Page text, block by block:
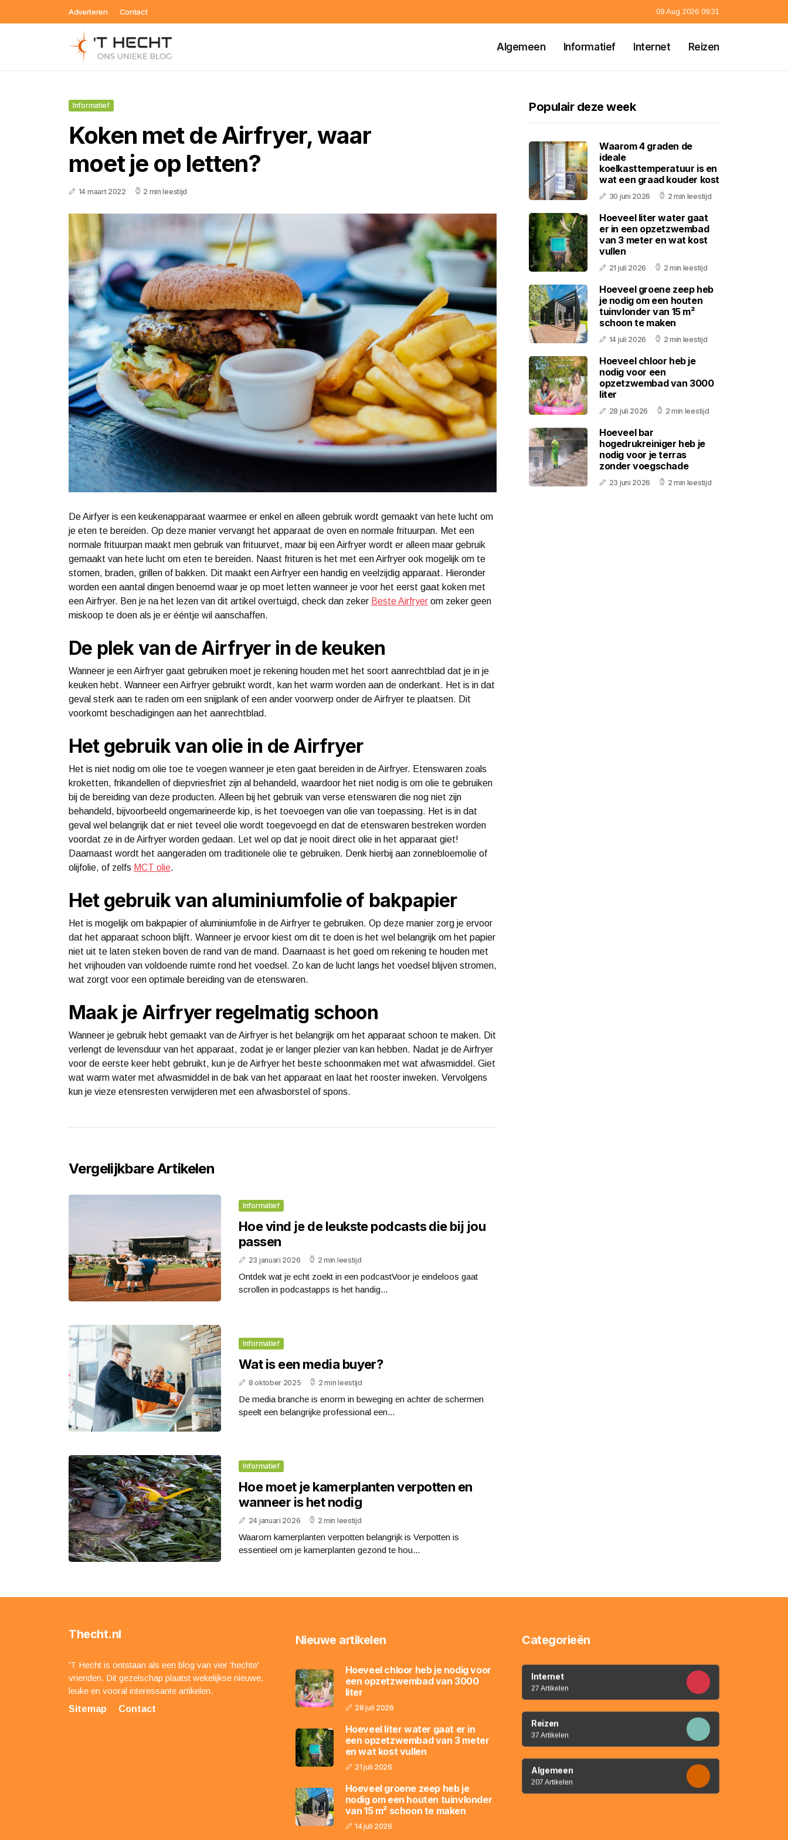
Adverteren Contact 09 Aug 2026 09:31
Algemeen Informatief Internet Reizen
Informatief
Koken met de Airfryer, waar
moet je op letten?
14 maart 2022 2 min leestijd
De Airfyer is een keukenapparaat waarmee er enkel en alleen gebruik wordt gemaakt van hete lucht om
je eten te bereiden. Op deze manier vervangt het apparaat de oven en normale frituurpan. Met een
normale frituurpan maakt men gebruik van frituurvet, maar bij een Airfryer wordt er alleen maar gebruik
gemaakt van hete lucht om eten te bereiden. Naast frituren is het met een Airfryer ook mogelijk om te
stomen, braden, grillen of bakken. Dit maakt een Airfryer een handig en veelzijdig apparaat. Hieronder
worden een aantal dingen benoemd waar je op moet letten wanneer je voor het eerst gaat koken met
een Airfryer. Ben je na het lezen van dit artikel overtuigd, check dan zeker Beste Airfryer om zeker geen
miskoop te doen als je er ééntje wil aanschaffen.
De plek van de Airfryer in de keuken
Wanneer je een Airfryer gaat gebruiken moet je rekening houden met het soort aanrechtblad dat je in je
keuken hebt. Wanneer een Airfryer gebruikt wordt, kan het warm worden aan de onderkant. Het is in dat
geval sterk aan te raden om een snijplank of een ander voorwerp onder de Airfryer te plaatsen. Dit
voorkomt beschadigingen aan het aanrechtblad.
Het gebruik van olie in de Airfryer
Het is niet nodig om olie toe te voegen wanneer je eten gaat bereiden in de Airfryer. Etenswaren zoals
kroketten, frikandellen of diepvriesfriet zijn al behandeld, waardoor het niet nodig is om olie te gebruiken
bij de bereiding van deze producten. Alleen bij het gebruik van verse etenswaren die nog niet zijn
behandeld, bijvoorbeeld ongemarineerde kip, is het toevoegen van olie van toepassing. Het is in dat
geval wel belangrijk dat er niet teveel olie wordt toegevoegd en dat de etenswaren bestreken worden
voordat ze in de Airfryer worden gedaan. Let wel op dat je nooit direct olie in het apparaat giet!
Daarnaast wordt het aangeraden om traditionele olie te gebruiken. Denk hierbij aan zonnebloemolie of
olijfolie, of zelfs MCT olie.
Het gebruik van aluminiumfolie of bakpapier
Het is mogelijk om bakpapier of aluminiumfolie in de Airfryer te gebruiken. Op deze manier zorg je ervoor
dat het apparaat schoon blijft. Wanneer je ervoor kiest om dit te doen is het wel belangrijk om het papier
niet uit te laten steken boven de rand van de mand. Daarnaast is het goed om rekening te houden met
het vrijhouden van voldoende ruimte rond het voedsel. Zo kan de lucht langs het voedsel blijven stromen,
wat zorgt voor een optimale bereiding van de etenswaren.
Maak je Airfryer regelmatig schoon
Wanneer je gebruik hebt gemaakt van de Airfryer is het belangrijk om het apparaat schoon te maken. Dit
verlengt de levensduur van het apparaat, zodat je er langer plezier van kan hebben. Nadat je de Airfryer
voor de eerste keer hebt gebruikt, kun je de Airfryer het beste schoonmaken met wat afwasmiddel. Giet
wat warm water met afwasmiddel in de bak van het apparaat en laat het rooster inweken. Vervolgens
kun je vieze etensresten verwijderen met een afwasborstel of spons.
Vergelijkbare Artikelen
Informatief
Hoe vind je de leukste podcasts die bij jou
passen
23 januari 2026 2 min leestijd
Ontdek wat je echt zoekt in een podcastVoor je eindeloos gaat
scrollen in podcastapps is het handig...
Informatief
Wat is een media buyer?
8 oktober 2025 2 min leestijd
De media branche is enorm in beweging en achter de schermen
speelt een belangrijke professional een...
Informatief
Hoe moet je kamerplanten verpotten en
wanneer is het nodig
24 januari 2026 2 min leestijd
Waarom kamerplanten verpotten belangrijk is Verpotten is
essentieel om je kamerplanten gezond te hou...
Populair deze week
Waarom 4 graden de
ideale
koelkasttemperatuur is en
wat een graad kouder kost
30 juni 2026 2 min leestijd
Hoeveel liter water gaat
er in een opzetzwembad
van 3 meter en wat kost
vullen
21 juli 2026 2 min leestijd
Hoeveel groene zeep heb
je nodig om een houten
tuinvlonder van 15 m²
schoon te maken
14 juli 2026 2 min leestijd
Hoeveel chloor heb je
nodig voor een
opzetzwembad van 3000
liter
28 juli 2026 2 min leestijd
Hoeveel bar
hogedrukreiniger heb je
nodig voor je terras
zonder voegschade
23 juni 2026 2 min leestijd
Thecht.nl
'T Hecht is ontstaan als een blog van vier 'hechte'
vrienden. Dit gezelschap plaatst wekelijkse nieuwe,
leuke en vooral interessante artikelen.
Sitemap
Contact
Nieuwe artikelen
Hoeveel chloor heb je nodig voor
een opzetzwembad van 3000
liter
28 juli 2026
Hoeveel liter water gaat er in
een opzetzwembad van 3 meter
en wat kost vullen
21 juli 2026
Hoeveel groene zeep heb je
nodig om een houten tuinvlonder
van 15 m² schoon te maken
14 juli 2026
Categorieën
Internet
27 Artikelen
Reizen
37 Artikelen
Algemeen
207 Artikelen